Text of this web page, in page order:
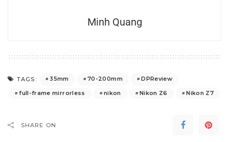
Minh Quang
TAGS: 35mm 70-200mm
DPReview
full-frame mirrorless
nikon Nikon Z6 Nikon Z7
SHARE ON